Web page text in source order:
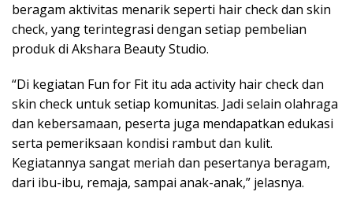
beragam aktivitas menarik seperti hair check dan skin
check, yang terintegrasi dengan setiap pembelian
produk di Akshara Beauty Studio.
“Di kegiatan Fun for Fit itu ada activity hair check dan
skin check untuk setiap komunitas. Jadi selain olahraga
dan kebersamaan, peserta juga mendapatkan edukasi
serta pemeriksaan kondisi rambut dan kulit.
Kegiatannya sangat meriah dan pesertanya beragam,
dari ibu-ibu, remaja, sampai anak-anak,” jelasnya.